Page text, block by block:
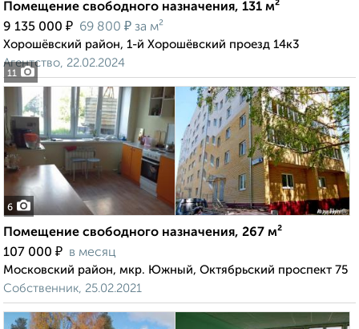
11
Помещение свободного назначения, 131 м²
9 135 000 ₽ 69 800 ₽ за м²
Хорошёвский район, 1-й Хорошёвский проезд 14к3
Агентство, 22.02.2024
6
Помещение свободного назначения, 267 м²
107 000 ₽ в месяц
Московский район, мкр. Южный, Октябрьский проспект 75
Собственник, 25.02.2021